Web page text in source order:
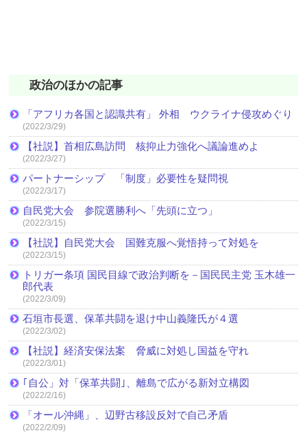
政治のほかの記事
「アフリカ各国と認識共有」 外相 ウクライナ侵攻めぐり
(2022/3/29)
【社説】首相広島訪問 核抑止力強化へ議論進めよ
(2022/3/27)
パートナーシップ 「制度」必要性を疑問視
(2022/3/17)
自民党大会 参院選勝利へ「先頭に立つ」
(2022/3/15)
【社説】自民党大会 国難克服へ覚悟持って対処を
(2022/3/15)
トリガー条項 国民目線で政治判断を－国民民主党 玉木雄一
郎代表
(2022/3/09)
石垣市長選、保革共闘を退け中山義隆氏が４選
(2022/3/02)
【社説】経済安保法案 脅威に対処し国益を守れ
(2022/3/01)
｢自公」対「保革共闘｣、離島で広がる新対立構図
(2022/2/16)
「オール沖縄」、辺野古移設反対で自己矛盾
(2022/2/09)